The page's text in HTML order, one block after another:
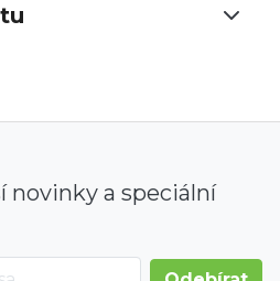
novinky a speciální